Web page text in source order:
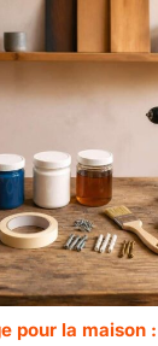
pour la maison